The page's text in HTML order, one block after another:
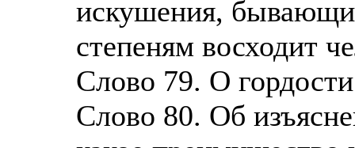
искушения,
степеням восходит
Слово 79. О
Слово 80. Об